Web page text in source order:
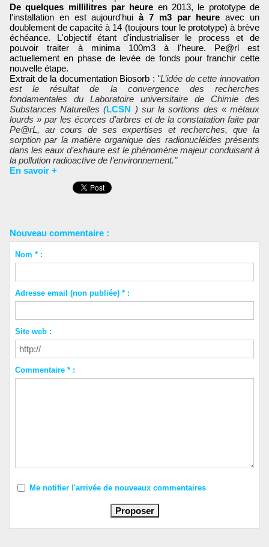
De quelques millilitres par heure en 2013, le prototype de
l'installation en est aujourd'huià 7 m3 par heure avec un
doublement de capacité à 14 (toujours tour le prototype) à brève
échéance. L'objectif étant d'industrialiser le process et de
pouvoir traiter à minima 100m3 à l'heure. Pe@rl est
actuellement en phase de levée de fonds pour franchir cette
nouvelle étape.
Extrait de la documentation Biosorb : "L’idée de cette innovation
est le résultat de la convergence des recherches
fondamentales du Laboratoire universitaire de Chimie des
Substances Naturelles (LCSN ) sur lasortions des « métaux
lourds » par les écorces d’arbres et de la constatation faite par
Pe@rL, au cours de ses expertises et recherches, que la
sorption par la matière organique des radionucléides présents
dans les eaux d’exhaure est le phénomène majeur conduisant à
la pollution radioactive de l’environnement."
En savoir +
Nouveau commentaire :
Nom * :
Adresse email (non publiée) * :
Site web :
Commentaire * :
Me notifier l'arrivée de nouveaux commentaires